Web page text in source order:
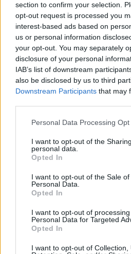
section to confirm your selection.
opt-out request is processed you
interest-based ads based on
us or personal information
your opt-out. You may separately
disclosure of your personal
IAB’s list of downstream
also be disclosed by us to third
Downstream Participants that may
Personal Data Processing
I want to opt-out of the
personal data.
Opted In
I want to opt-out of the Sale of
Personal Data.
Opted In
I want to opt-out of
Personal Data for Targeted
Opted In
I want to opt-out of Collection,
Susiję straipsniai
L. Kukuraičio
staigmena